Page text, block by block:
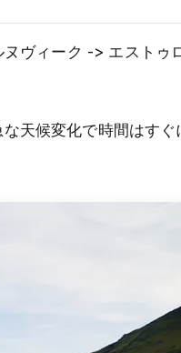
ヴィーク -> エストゥ
天候変化で時間はすぐ